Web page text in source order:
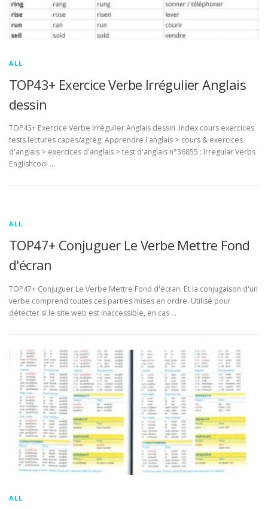
ALL
TOP43+ Exercice Verbe Irrégulier Anglais
dessin
TOP43+ Exercice Verbe Irrégulier Anglais dessin. Index cours exercices
tests lectures capes/agrég. Apprendre l'anglais > cours & exercices
d'anglais > exercices d'anglais > test d'anglais n°36855 : Irregular Verbs
Englishcool …
ALL
TOP47+ Conjuguer Le Verbe Mettre Fond
d'écran
TOP47+ Conjuguer Le Verbe Mettre Fond d'écran. Et la conjugaison d'un
verbe comprend toutes ces parties mises en ordre. Utilisé pour
détecter si le site web est inaccessible, en cas …
ALL